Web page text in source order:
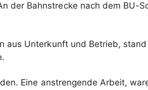
der Bahnstrecke nach dem BU-
aus Unterkunft und Betrieb,
Eine anstrengende Arbeit,